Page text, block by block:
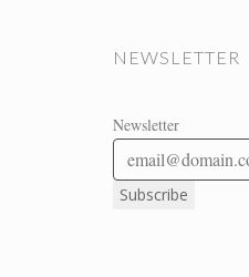
NEWSLETTER
Newsletter